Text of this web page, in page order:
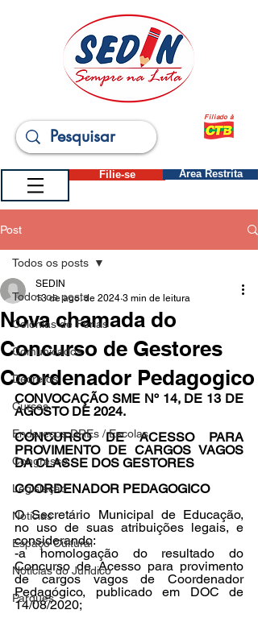
Filiado à
Filie-se Área Restrita
Post
Todos os posts
Colônias de Férias
Comunicados
Decretos
Cursos
Endereços DREs / Escolas
Congresso
Legislação
Notícias
Espaço Cultural
Notícias do Jurídico
Parques
Todos os posts
Nova chamada do
Concurso de Gestores
Coordenador Pedagogico
SEDIN
13 de ago. de 2024 3 min de leitura
CONVOCAÇÃO SME Nº 14, DE 13 DE
AGOSTO DE 2024.
CONCURSO DE ACESSO PARA
PROVIMENTO DE CARGOS VAGOS
DA CLASSE DOS GESTORES
COORDENADOR PEDAGOGICO
O Secretário Municipal de Educação,
no uso de suas atribuições legais, e
considerando:
-a homologação do resultado do
Concurso de Acesso para provimento
de cargos vagos de Coordenador
Pedagógico, publicado em DOC de
14/08/2020;